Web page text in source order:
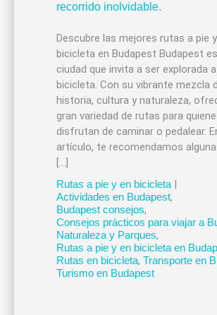
Descubre las mejores rutas a pie
bicicleta en Budapest Budapest
ciudad que invita a ser explorada
bicicleta. Con su vibrante mezcla
historia, cultura y naturaleza,
gran variedad de rutas para
disfrutan de caminar o pedalear.
artículo, te recomendamos
[…]
Rutas a pie y en bicicleta|
Actividades en Budapest,
Budapest consejos,
Consejos prácticos para viajar a
Naturaleza y Parques,
Rutas a pie y en bicicleta en
Rutas en bicicleta, Transporte en
Turismo en Budapest